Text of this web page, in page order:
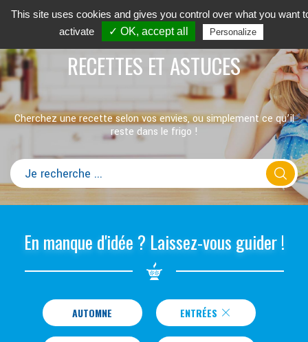
RECETTES ET ASTUCES
Cherchez une recette selon vos envies, ou simplement ce qu’il
reste dans le frigo !
En manque d'idée ? Laissez-vous guider !
AUTOMNE ENTRÉES
This site uses cookies and gives you control over what you want
activate
✓ OK, accept all Personalize